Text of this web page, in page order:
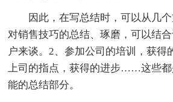
因此，在写总结时，可以从几
对销售技巧的总结、琢磨，可以结
户来谈。2、参加公司的培训，获得
上司的指点，获得的进步……这些
能的总结部分。